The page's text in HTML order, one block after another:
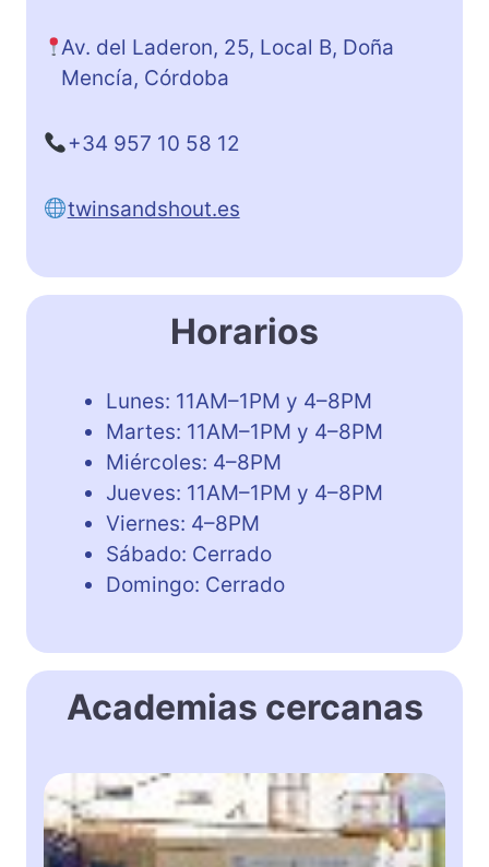
Av. del Laderon, 25, Local B, Doña
Mencía, Córdoba
+34 957 10 58 12
twinsandshout.es
Horarios
Lunes: 11AM–1PM y 4–8PM
Martes: 11AM–1PM y 4–8PM
Miércoles: 4–8PM
Jueves: 11AM–1PM y 4–8PM
Viernes: 4–8PM
Sábado: Cerrado
Domingo: Cerrado
Academias cercanas
A
a